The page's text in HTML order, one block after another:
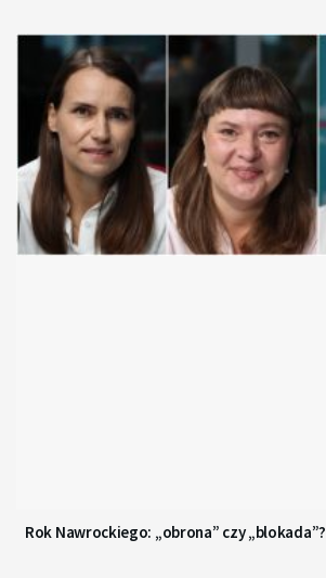
Rok Nawrockiego: „obrona” czy „blokada”?